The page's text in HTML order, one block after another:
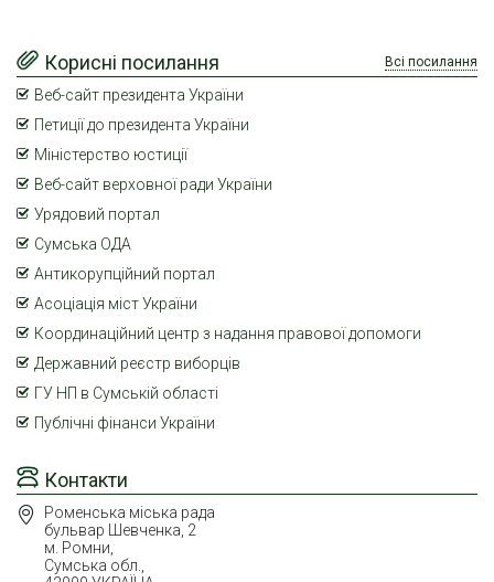
Контакти
Роменська міська рада
бульвар Шевченка, 2
м. Ромни,
Сумська обл.,
Корисні посилання Всі посилання
Веб-сайт президента України
Петиції до президента України
Міністерство юстиції
Веб-сайт верховної ради України
Урядовий портал
Сумська ОДА
Антикорупційний портал
Асоціація міст України
Координаційний центр з надання правової допомоги
Державний реєстр виборців
ГУ НП в Сумській області
Публічні фінанси України